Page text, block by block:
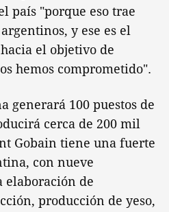
país "porque eso trae
y ese es el
el objetivo de
hemos comprometido".
generará 100 puestos de
cerca de 200 mil
Gobain tiene una fuerte
con nueve
elaboración de
producción de yeso,